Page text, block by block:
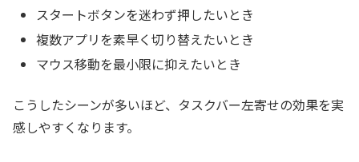
スタートボタンを迷わず押したいとき
複数アプリを素早く切り替えたいとき
マウス移動を最小限に抑えたいとき
こうしたシーンが多いほど、タスクバー左寄せの効果を実
感しやすくなります。